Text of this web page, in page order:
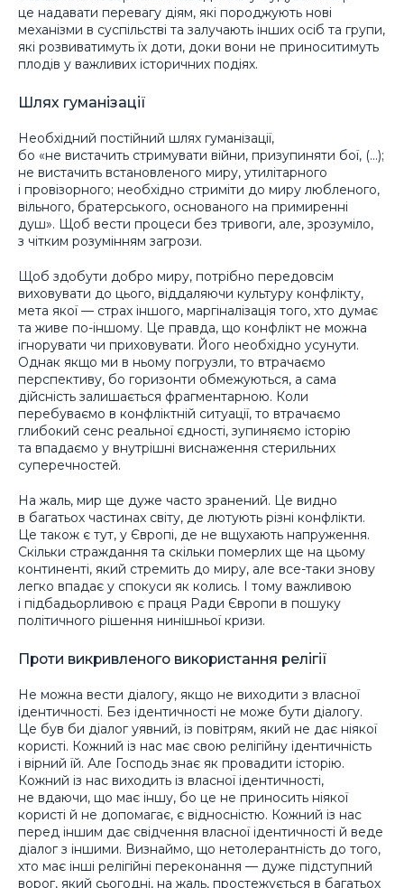
це надавати перевагу діям, які породжують нові
механізми в суспільстві та залучають інших осіб та групи,
які розвиватимуть їх доти, доки вони не приноситимуть
плодів у важливих історичних подіях.
Шлях гуманізації
Необхідний постійний шлях гуманізації,
бо «не вистачить стримувати війни, призупиняти бої, (…);
не вистачить встановленого миру, утилітарного
і провізорного; необхідно стриміти до миру любленого,
вільного, братерського, основаного на примиренні
душ». Щоб вести процеси без тривоги, але, зрозуміло,
з чітким розумінням загрози.
Щоб здобути добро миру, потрібно передовсім
виховувати до цього, віддаляючи культуру конфлікту,
мета якої — страх іншого, маргіналізація того, хто думає
та живе по-іншому. Це правда, що конфлікт не можна
ігнорувати чи приховувати. Його необхідно усунути.
Однак якщо ми в ньому погрузли, то втрачаємо
перспективу, бо горизонти обмежуються, а сама
дійсність залишається фрагментарною. Коли
перебуваємо в конфліктній ситуації, то втрачаємо
глибокий сенс реальної єдності, зупиняємо історію
та впадаємо у внутрішні виснаження стерильних
суперечностей.
На жаль, мир ще дуже часто зранений. Це видно
в багатьох частинах світу, де лютують різні конфлікти.
Це також є тут, у Європі, де не вщухають напруження.
Скільки страждання та скільки померлих ще на цьому
континенті, який стремить до миру, але все-таки знову
легко впадає у спокуси як колись. І тому важливою
і підбадьорливою є праця Ради Європи в пошуку
політичного рішення нинішньої кризи.
Проти викривленого використання релігії
Не можна вести діалогу, якщо не виходити з власної
ідентичності. Без ідентичності не може бути діалогу.
Це був би діалог уявний, із повітрям, який не дає ніякої
користі. Кожний із нас має свою релігійну ідентичність
і вірний їй. Але Господь знає як провадити історію.
Кожний із нас виходить із власної ідентичності,
не вдаючи, що має іншу, бо це не приносить ніякої
користі й не допомагає, є відносністю. Кожний із нас
перед іншим дає свідчення власної ідентичності й веде
діалог з іншими. Визнаймо, що нетолерантність до того,
хто має інші релігійні переконання — дуже підступний
ворог, який сьогодні, на жаль, простежується в багатьох